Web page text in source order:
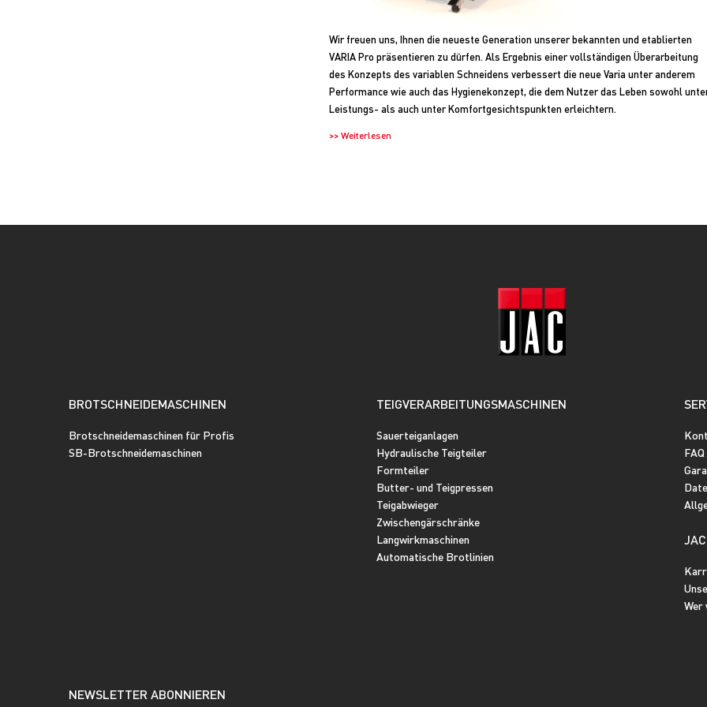
Wir freuen uns, Ihnen die neueste Generation unserer bekannten und etablierten
VARIA Pro präsentieren zu dürfen. Als Ergebnis einer vollständigen Überarbeitung
des Konzepts des variablen Schneidens verbessert die neue Varia unter anderem
Performance wie auch das Hygienekonzept, die dem Nutzer das Leben sowohl
Leistungs- als auch unter Komfortgesichtspunkten erleichtern.
>> Weiterlesen
NEWSLETTER ABONNIEREN
BROTSCHNEIDEMASCHINEN
Brotschneidemaschinen für Profis
SB-Brotschneidemaschinen
TEIGVERARBEITUNGSMASCHINEN
Sauerteiganlagen
Hydraulische Teigteiler
Formteiler
Butter- und Teigpressen
Teigabwieger
Zwischengärschränke
Langwirkmaschinen
Automatische Brotlinien
FAQ
JAC
Wer